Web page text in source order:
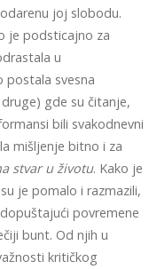
joj slobodu.
je podsticajno za
u
postala svesna
gde su čitanje,
bili svakodnevni
mišljenje bitno i za
stvar u životu. Kako je
je pomalo i razmazili,
povremene
bunt. Od njih u
kritičkog